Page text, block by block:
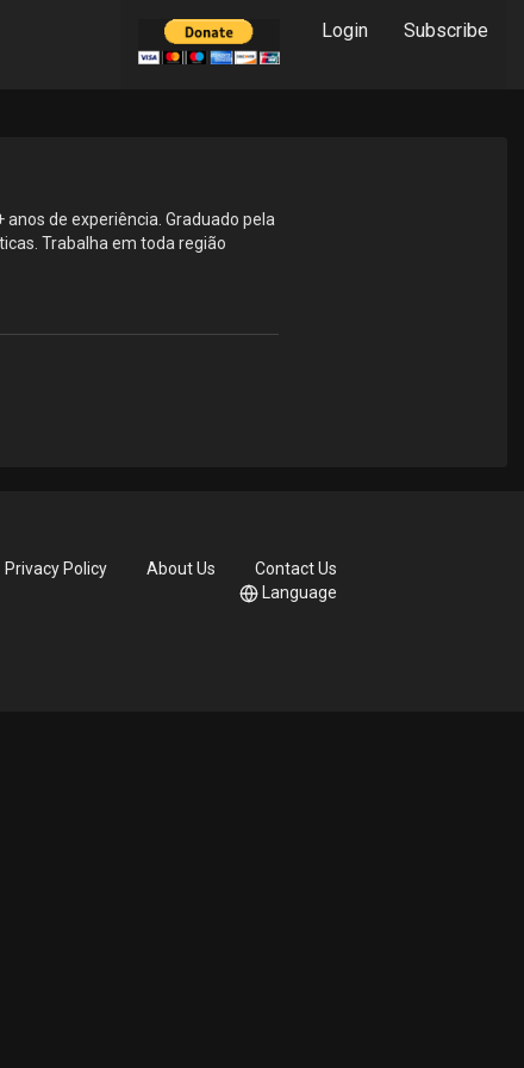
Login Subscribe
de experiência. Graduado pela
Trabalha em toda região
Privacy Policy About Us
Contact Us
Language